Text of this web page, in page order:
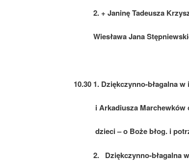
2. + Janinę Tadeusza
Wiesława Jana
10.30 1. Dziękczynno-błagalna
i Arkadiusza Marchewków
dzieci – o Boże błog. i
2. Dziękczynno-błagalna w